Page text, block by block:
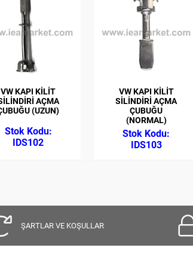
VW KAPI KİLİT
AÇMA
(UZUN)
IDS102
VW KAPI KİLİT
SİLİNDİRİ AÇMA
ÇUBUĞU
(NORMAL)
IDS103
ŞARTLAR VE KOŞULLAR